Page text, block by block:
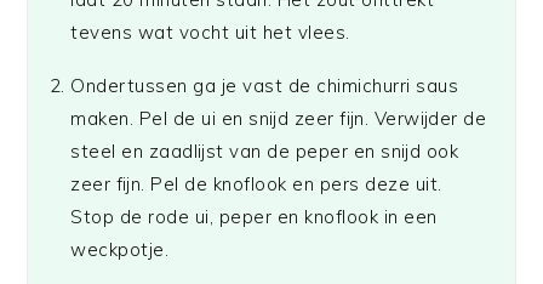
tevens wat vocht uit het vlees.
Ondertussen ga je vast de chimichurri saus
maken. Pel de ui en snijd zeer fijn. Verwijder de
steel en zaadlijst van de peper en snijd ook
zeer fijn. Pel de knoflook en pers deze uit.
Stop de rode ui, peper en knoflook in een
weckpotje.